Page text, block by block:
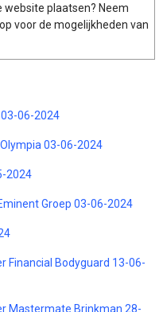
website plaatsen? Neem
voor de mogelijkheden van
06-2024
03-06-2024
2024
Groep 03-06-2024
Financial Bodyguard 13-06-
Mastermate Brinkman 28-